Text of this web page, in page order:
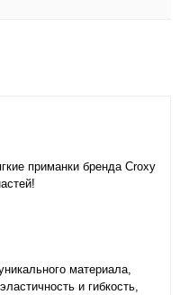
приманки бренда Croxy
материала,
и гибкость,